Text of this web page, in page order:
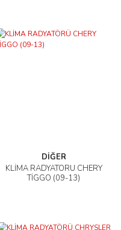
DİĞER
KLİMA RADYATÖRÜ CHERY
TİGGO (09-13)